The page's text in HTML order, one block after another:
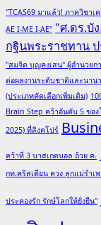
"TCAS69 มาแล้ว! ภาควิชา
AE I-ME I-AE" "ศ.ดร.บั
กฐินพระราชทาน
"สมจิต บุญคงเสน" ผู้อำนวยก
ต่อผลงานระดับชาติและนาน
(ประเภทคัดเลือกเพิ่มเติม)
Brain Step คว้าอันดับ 5 ขอ
2025) ที่สิงคโปร์
คว้าที่ 3 บาสเกตบอล ถ้วย ค.
กท.คริสเตียน ควง ลูกแม่รำ
ประคองรัก รักษ์โลกให้ยั่งยืน"